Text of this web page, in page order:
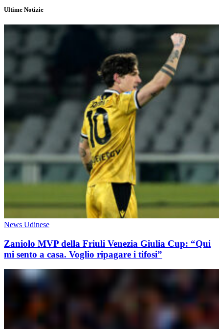
Ultime Notizie
News Udinese
Zaniolo MVP della Friuli Venezia Giulia Cup: “Qui
mi sento a casa. Voglio ripagare i tifosi”